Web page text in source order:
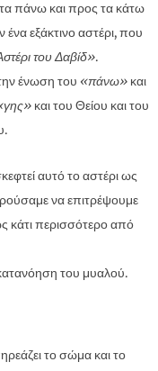
πάνω και προς τα κάτω
εξάκτινο αστέρι, που
του Δαβίδ».
ένωση του «πάνω»και
και του Θείου και του
αυτό το αστέρι ως
να επιτρέψουμε
κάτι περισσότερο από
του μυαλού.
το σώμα και το